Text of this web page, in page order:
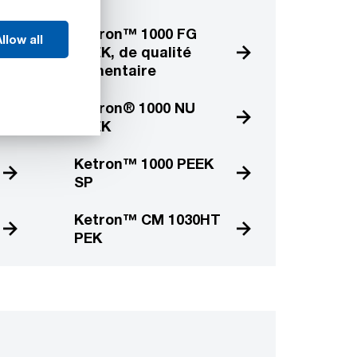
all
Ketron™ 1000 FG
PEEK, de qualité
alimentaire
Ketron® 1000 NU
PEEK
Ketron™ 1000 PEEK
SP
Ketron™ CM 1030HT
PEK